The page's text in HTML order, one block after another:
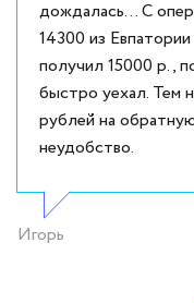
дождалась... С
14300 из
получил 15000 р.,
быстро уехал. Тем
рублей на
неудобство.
Игорь